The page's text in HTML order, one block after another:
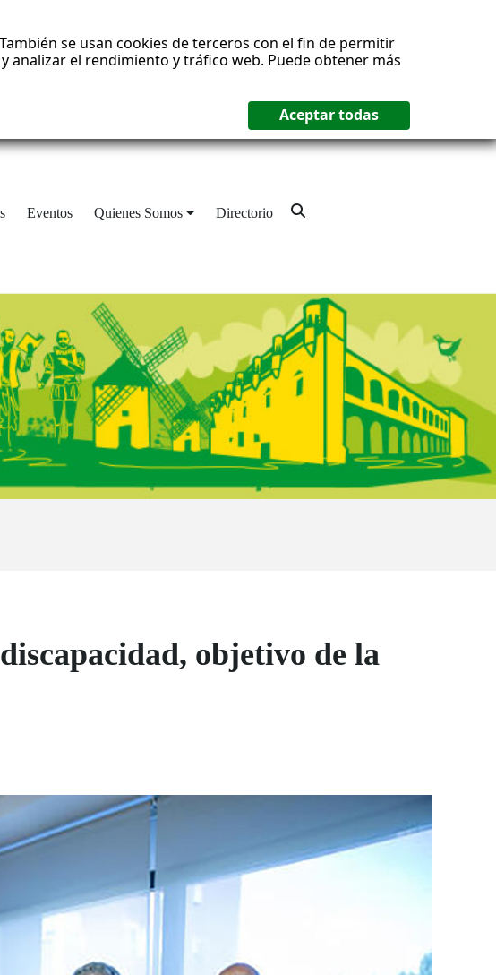
se usan cookies de terceros con el fin de permitir
analizar el rendimiento y tráfico web. Puede obtener más
Eventos Quienes Somos Directorio
objetivo de la